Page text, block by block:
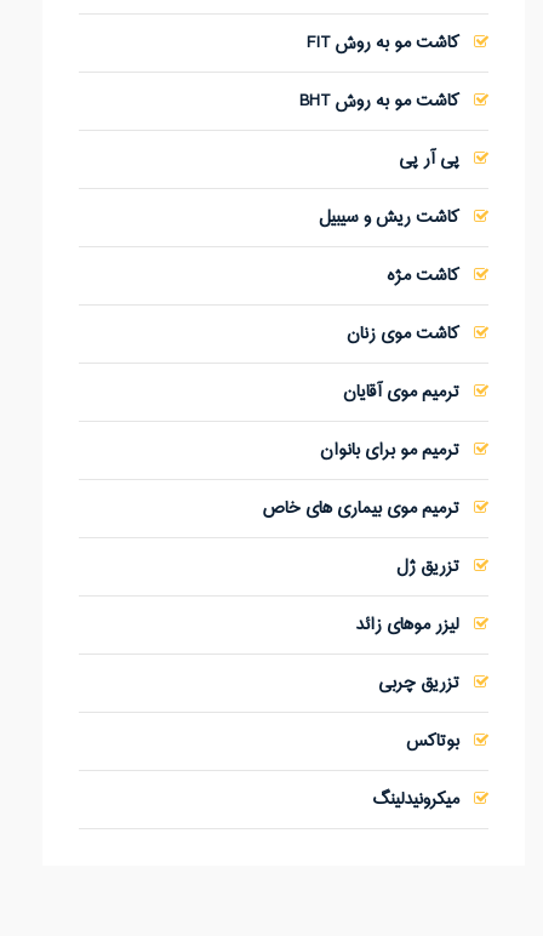
کاشت مو به روش FIT
کاشت مو به روش BHT
پی آر پی
کاشت ریش و سیبیل
کاشت مژه
کاشت موی زنان
ترمیم موی آقایان
ترمیم مو برای بانوان
ترمیم موی بیماری های خاص
تزریق ژل
لیزر موهای زائد
تزریق چربی
بوتاکس
میکرونیدلینگ